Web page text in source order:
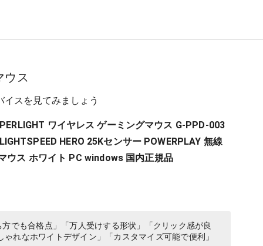
ウス
スを見てみましょう
ワイヤレス ゲーミングマウス G-PPD-003
HERO 25Kセンサー POWERPLAY 無線
ウス ホワイト PC windows 国内正規品
でも合格点」「万人受けする形状」「クリック感が良
れなホワイトデザイン」「カスタマイズ可能で便利」